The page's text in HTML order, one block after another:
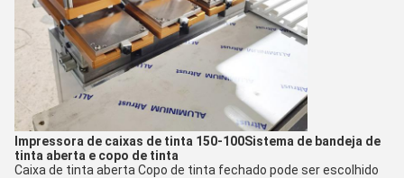
Impressora de caixas de tinta 150-100Sistema de bandeja de
tinta aberta e copo de tinta
Caixa de tinta aberta Copo de tinta fechado pode ser escolhido